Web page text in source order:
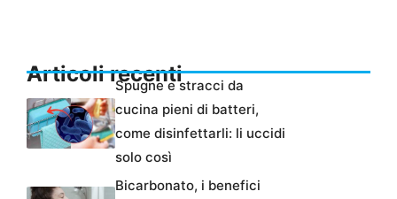
Articoli recenti
Spugne e stracci da
cucina pieni di batteri,
come disinfettarli: li uccidi
solo così
Bicarbonato, i benefici